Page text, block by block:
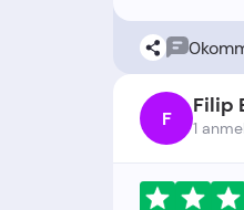
0
F Filip
1